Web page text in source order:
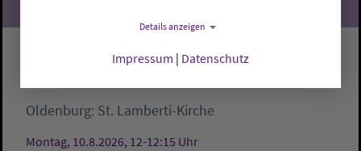
Mittagsgebet
Oldenburg: St. Lamberti-Kirche
Montag, 10.8.2026, 12-12:15 Uhr
Details anzeigen
Impressum | Datenschutz